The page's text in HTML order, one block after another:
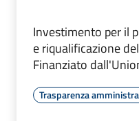
Investimento per il
e riqualificazione
Finanziato
Trasparenza